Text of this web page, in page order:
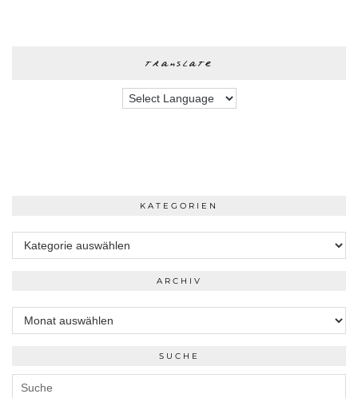
translate
KATEGORIEN
Kategorien
ARCHIV
Archiv
SUCHE